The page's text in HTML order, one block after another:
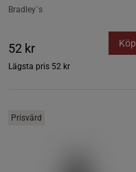
Bradley´s
52 kr
Lägsta pris 52 kr
Köp
Prisvärd